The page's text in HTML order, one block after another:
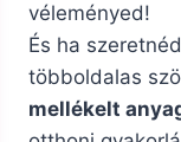
véleményed!
És ha
többoldalas
mellékelt